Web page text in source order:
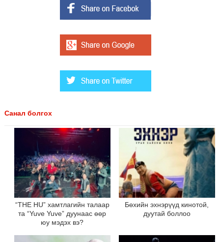
Санал болгох
“THE HU” хамтлагийн талаар
та “Yuve Yuve” дуунаас өөр
юу мэдэх вэ?
Бөхийн эхнэрүүд кинотой,
дуутай боллоо